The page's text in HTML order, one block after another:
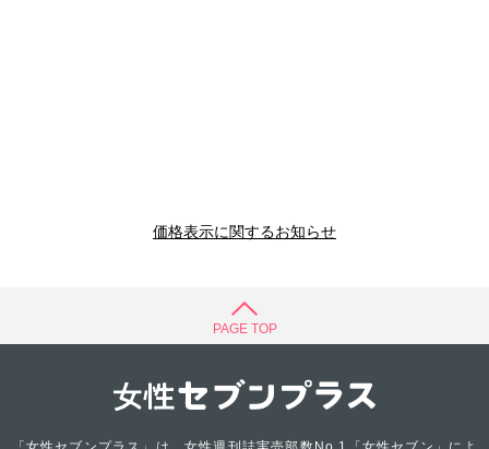
価格表示に関するお知らせ
PAGE TOP